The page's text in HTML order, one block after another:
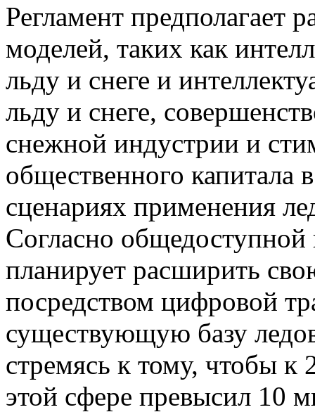
Регламент предполагает
моделей, таких как
льду и снеге и
льду и снеге,
снежной индустрии и
общественного капитала
сценариях применения
Согласно
планирует расширить
посредством цифровой
существующую базу
стремясь к тому, чтобы к
этой сфере превысил 10